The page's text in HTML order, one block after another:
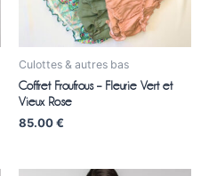
Culottes & autres bas
Coffret Froufrous – Fleurie Vert et
Vieux Rose
85.00€